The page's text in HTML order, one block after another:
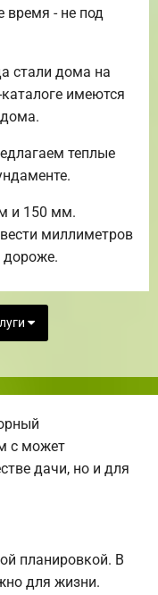
время - не под
стали дома на
имеются
теплые
и 150 мм.
миллиметров
дороже.
с может
дачи, но и для
планировкой. В
для жизни.